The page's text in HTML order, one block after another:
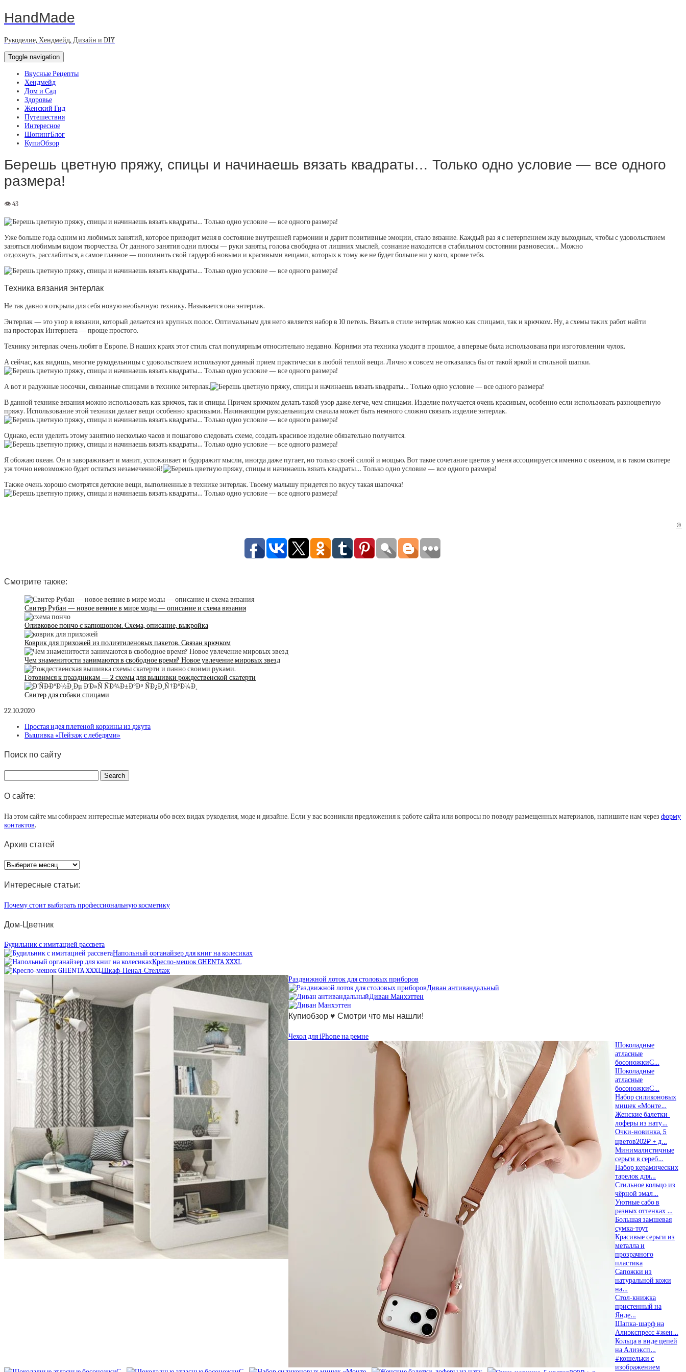
HandMade
Рукоделие, Хендмейд, Дизайн и DIY
Toggle navigation
Вкусные Рецепты
Хендмейд
Дом и Сад
Здоровье
Женский Гид
Путешествия
Интересное
ШопингБлог
КупиОбзор
Берешь цветную пряжу, спицы и начинаешь вязать квадраты… Только одно условие — все одного
размера!
Уже больше года одним из любимых занятий, которое приводит меня в состояние внутренней гармонии и дарит позитивные эмоции, стало вязание. Каждый раз я с нетерпением жду выходных, чтобы с удовольствием
заняться любимым видом творчества. От данного занятия одни плюсы — руки заняты, голова свободна от лишних мыслей, сознание находится в стабильном состоянии равновесия… Можно
отдохнуть, расслабиться, а самое главное — пополнить свой гардероб новыми и красивыми вещами, которых к тому же не будет больше ни у кого, кроме тебя.
Техника вязания энтерлак
Не так давно я открыла для себя новую необычную технику. Называется она энтерлак.
Энтерлак — это узор в вязании, который делается из крупных полос. Оптимальным для него является набор в 10 петель. Вязать в стиле энтерлак можно как спицами, так и крючком. Ну, а схемы таких работ найти
на просторах Интернета — проще простого.
Технику энтерлак очень любят в Европе. В наших краях этот стиль стал популярным относительно недавно. Корнями эта техника уходит в прошлое, а впервые была использована при изготовлении чулок.
А сейчас, как видишь, многие рукодельницы с удовольствием используют данный прием практически в любой теплой вещи. Лично я совсем не отказалась бы от такой яркой и стильной шапки.
А вот и радужные носочки, связанные спицами в технике энтерлак.
В данной технике вязания можно использовать как крючок, так и спицы. Причем крючком делать такой узор даже легче, чем спицами. Изделие получается очень красивым, особенно если использовать разноцветную
пряжу. Использование этой техники делает вещи особенно красивыми. Начинающим рукодельницам сначала может быть немного сложно связать изделие энтерлак.
Однако, если уделить этому занятию несколько часов и пошагово следовать схеме, создать красивое изделие обязательно получится.
Я обожаю океан. Он и завораживает и манит, успокаивает и будоражит мысли, иногда даже пугает, но только своей силой и мощью. Вот такое сочетание цветов у меня ассоциируется именно с океаном, и в таком свитере
уж точно невозможно будет остаться незамеченной!
Также очень хорошо смотрятся детские вещи, выполненные в технике энтерлак. Твоему малышу придется по вкусу такая шапочка!
©
Смотрите также:
Свитер Рубан — новое веяние в мире моды — описание и схема вязания
Оливковое пончо с капюшоном. Схема, описание, выкройка
Коврик для прихожей из полиэтиленовых пакетов. Связан крючком
Чем знаменитости занимаются в свободное время? Новое увлечение мировых звезд
Готовимся к праздникам — 2 схемы для вышивки рождественской скатерти
Свитер для собаки спицами
22.10.2020
Простая идея плетеной корзины из джута
Вышивка «Пейзаж с лебедями»
Поиск по сайту
О сайте:
На этом сайте мы собираем интересные материалы обо всех видах рукоделия, моде и дизайне. Если у вас возникли предложения к работе сайта или вопросы по поводу размещенных материалов, напишите нам через форму
контактов.
Архив статей
Архив
статей
Интересные статьи:
Почему стоит выбирать профессиональную косметику
Дом-Цветник
Будильник с имитацией рассвета
Напольный органайзер для книг на колесиках
Кресло-мешок GHENTA XXXL
Шкаф-Пенал-Стеллаж
Раздвижной лоток для столовых приборов
Диван антивандальный
Диван Манхэттен
Купиобзор ♥ Смотри что мы нашли!
Чехол для iPhone на ремне
Шоколадные
атласные
босоножкиС…
Шоколадные
атласные
босоножкиС…
Набор силиконовых
мишек «Монте…
Женские балетки-
лоферы из нату…
Очки-новинка, 5
цветов202₽ + д…
Минималистичные
серьги в сереб…
Набор керамических
тарелок для…
Стильное кольцо из
чёрной эмал…
Уютные сабо в
разных оттенках …
Большая замшевая
сумка-тоут
Красивые серьги из
металла и
прозрачного
пластика
Сапожки из
натуральной кожи
на…
Стол-книжка
пристенный на
Янде…
Шапка-шарф на
Алиэкспресс #жен…
Кольца в виде цепей
на Алиэксп…
#кошельки с
изображением